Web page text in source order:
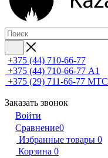
+375 (44) 710-66-77
+375 (44) 710-66-77 А1
+375 (29) 711-66-77 МТС
Заказать звонок
Войти
Сравнение0
Избранные товары 0
Корзина 0